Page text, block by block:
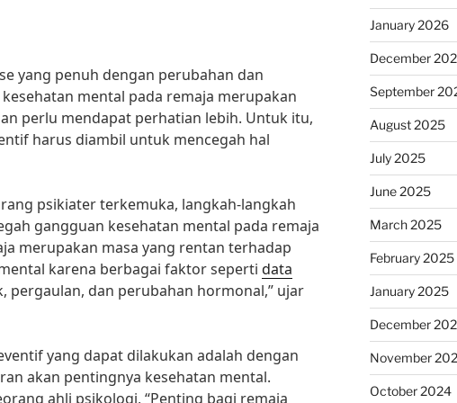
yang penuh dengan perubahan dan
mental pada remaja merupakan
perlu mendapat perhatian lebih. Untuk itu,
harus diambil untuk mencegah hal
psikiater terkemuka, langkah-langkah
gangguan kesehatan mental pada remaja
merupakan masa yang rentan terhadap
karena berbagai faktor seperti data
pergaulan, dan perubahan hormonal,” ujar
yang dapat dilakukan adalah dengan
akan pentingnya kesehatan mental.
ahli psikologi, “Penting bagi remaja
January 2026
December
September
August 2025
July 2025
June 2025
March 2025
February 2025
January 2025
December
November
October 2024